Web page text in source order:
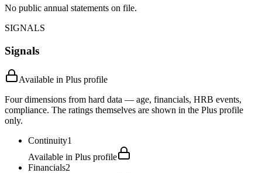
No public annual statements on file.
SIGNALS
Signals
Available in Plus profile
Four dimensions from hard data — age, financials, HRB events,
compliance. The ratings themselves are shown in the Plus profile
only.
Continuity1
Available in Plus profile
Financials2